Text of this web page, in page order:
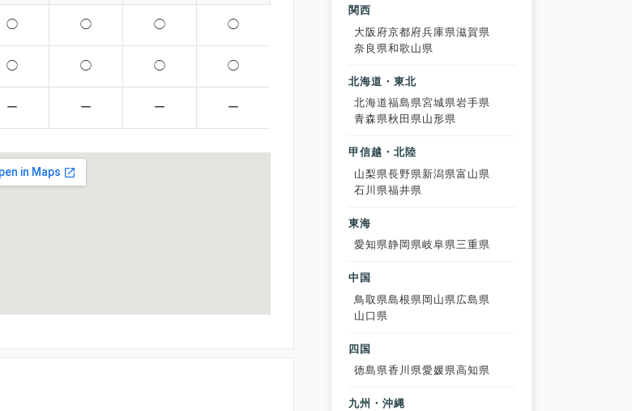
◯ ◯ ◯ ◯
◯ ◯ ◯ ◯
ー ー ー ー
関西
大阪府京都府兵庫県滋賀県
奈良県和歌山県
北海道・東北
北海道福島県宮城県岩手県
青森県秋田県山形県
甲信越・北陸
山梨県長野県 新潟県富山県
石川県福井県
東海
愛知県静岡県岐阜県三重県
中国
鳥取県島根県 岡山県 広島県
山口県
四国
徳島県香川県愛媛県高知県
九州・沖縄